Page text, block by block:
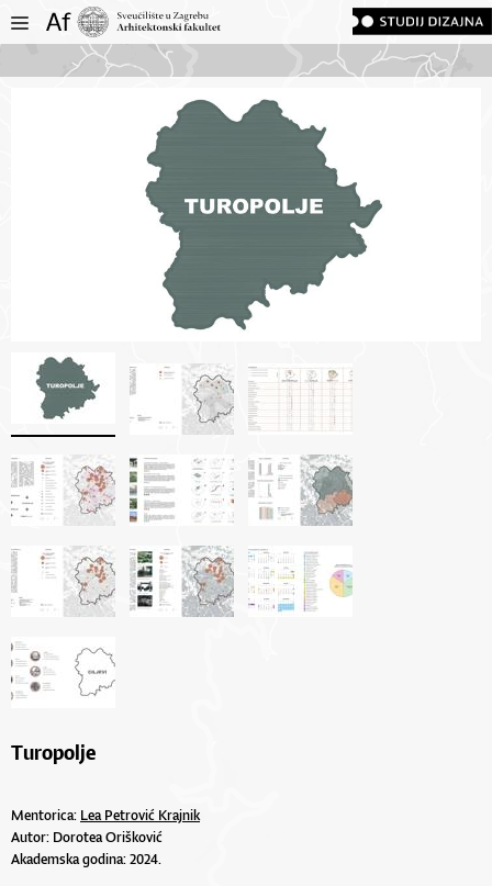
Turopolje
Mentorica: Lea Petrović Krajnik
Autor: Dorotea Orišković
Akademska godina: 2024.